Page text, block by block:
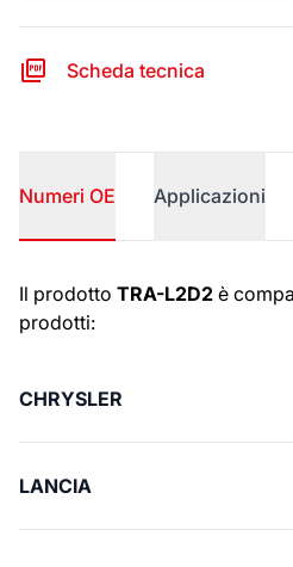
Scheda tecnica
Numeri OE Applicazioni
Numeri OE
Il prodotto TRA-L2D2 è
prodotti:
CHRYSLER
LANCIA